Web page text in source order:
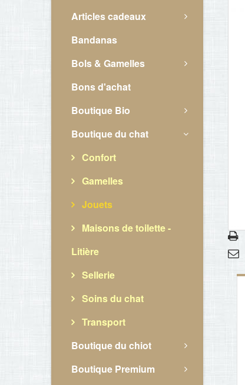
Articles cadeaux
Bandanas
Bols & Gamelles
Bons d'achat
Boutique Bio
Boutique du chat
Confort
Gamelles
Jouets
Maisons de toilette -
Litière
Sellerie
Soins du chat
Transport
Boutique du chiot
Boutique Premium